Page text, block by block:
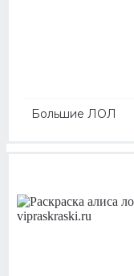
Большие ЛОЛ